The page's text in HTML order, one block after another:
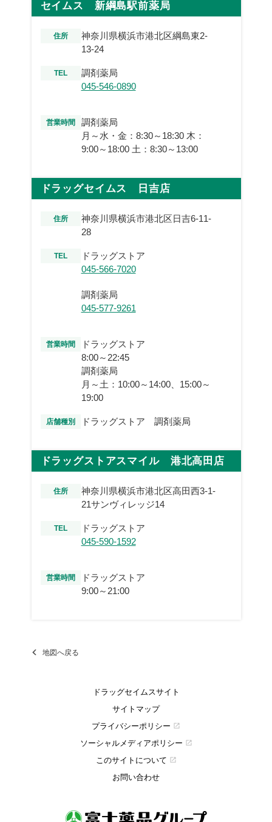
セイムス 新綱島駅前薬局
住所
神奈川県横浜市港北区綱島東2-
13-24
TEL
調剤薬局
045-546-0890
営業時間
調剤薬局
月～水・金：8:30～18:30 木：
9:00～18:00 土：8:30～13:00
ドラッグセイムス 日吉店
住所
神奈川県横浜市港北区日吉6-11-
28
TEL
ドラッグストア
045-566-7020
調剤薬局
045-577-9261
営業時間
ドラッグストア
8:00～22:45
調剤薬局
月～土：10:00～14:00、15:00～
19:00
店舗種別 ドラッグストア 調剤薬局
ドラッグストアスマイル 港北高田店
住所
神奈川県横浜市港北区高田西3-1-
21サンヴィレッジ14
TEL
ドラッグストア
045-590-1592
営業時間
ドラッグストア
9:00～21:00
地図へ戻る
ドラッグセイムスサイト
サイトマップ
プライバシーポリシー
open_in_new
ソーシャルメディアポリシー open_in_new
このサイトについて open_in_new
お問い合わせ